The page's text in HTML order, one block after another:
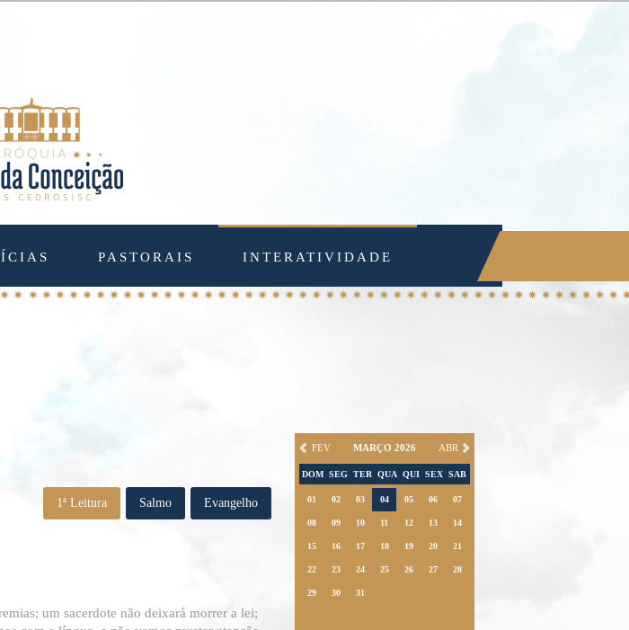
PASTORAIS INTERATIVIDADE
FEV MARÇO 2026 ABR
DOM SEG TER QUA QUI SEX SAB
01 02 03 04 05 06 07
08 09 10 11 12 13 14
15 16 17 18 19 20 21
22 23 24 25 26 27 28
29 30 31
1ª Leitura Salmo Evangelho
um sacerdote não deixará morrer a lei;